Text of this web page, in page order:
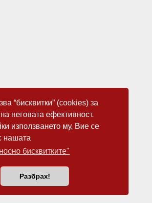
“бисквитки” (cookies) за
неговата ефективност.
използването му, Вие се
нашата
бисквитките"
Разбрах!